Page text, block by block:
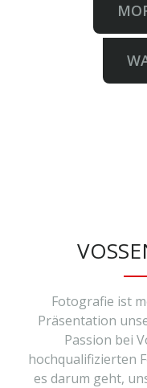
Fotografie ist
Präsentation
Passion bei
hochqualifizierten
es darum geht,